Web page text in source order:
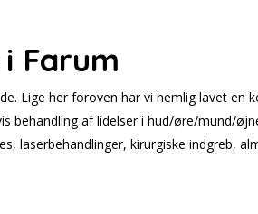
Farum
Lige her foroven har vi nemlig lavet en
behandling af lidelser i hud/øre/mund/
laserbehandlinger, kirurgiske indgreb,